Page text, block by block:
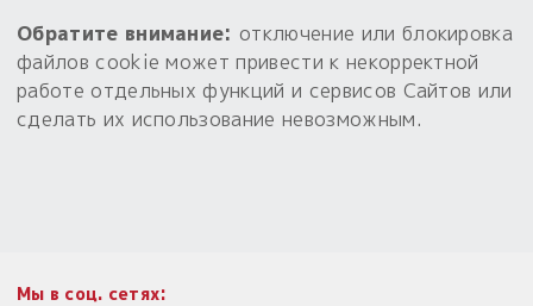
Обратите внимание: отключение или блокировка
файлов cookie может привести к некорректной
работе отдельных функций и сервисов Сайтов или
сделать их использование невозможным.
Мы в соц. сетях: